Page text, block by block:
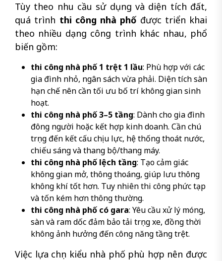
Tùy theo nhu cầu sử dụng và diện tích đất,
quá trình thi công nhà phốđược triển khai
theo nhiều dạng công trình khác nhau, phổ
biến gồm:
thi công nhà phố 1 trệt 1 lầu: Phù hợp với các
gia đình nhỏ, ngân sách vừa phải. Diện tích sàn
hạn chế nên cần tối ưu bố trí không gian sinh
hoạt.
thi công nhà phố 3–5 tầng: Dành cho gia đình
đông người hoặc kết hợp kinh doanh. Cần chú
trọng đến kết cấu chịu lực, hệ thống thoát nước,
chiếu sáng và thang bộ/thang máy.
thi công nhà phố lệch tầng: Tạo cảm giác
không gian mở, thông thoáng, giúp lưu thông
không khí tốt hơn. Tuy nhiên thi công phức tạp
và tốn kém hơn thông thường.
thi công nhà phố có gara: Yêu cầu xử lý móng,
sàn và ram dốc đảm bảo tải trọng xe, đồng thời
không ảnh hưởng đến công năng tầng trệt.
Việc lựa chọn kiểu nhà phố phù hợp nên được